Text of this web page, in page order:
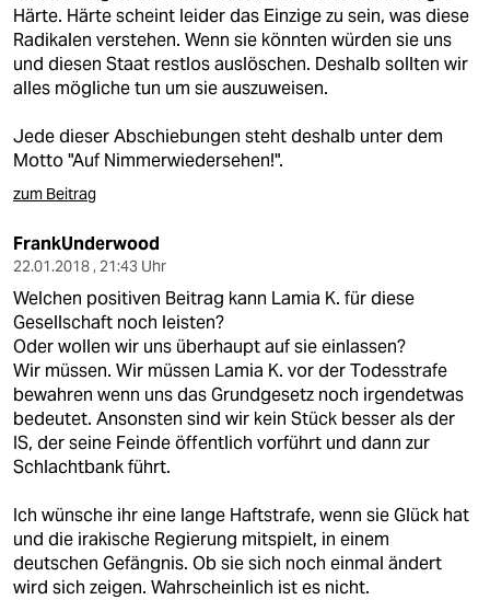
Härte. Härte scheint leider das Einzige zu sein, was diese
Radikalen verstehen. Wenn sie könnten würden sie uns
und diesen Staat restlos auslöschen. Deshalb sollten wir
alles mögliche tun um sie auszuweisen.
Jede dieser Abschiebungen steht deshalb unter dem
Motto "Auf Nimmerwiedersehen!".
zum Beitrag
FrankUnderwood
22.01.2018 , 21:43 Uhr
Welchen positiven Beitrag kann Lamia K. für diese
Gesellschaft noch leisten?
Oder wollen wir uns überhaupt auf sie einlassen?
Wir müssen. Wir müssen Lamia K. vor der Todesstrafe
bewahren wenn uns das Grundgesetz noch irgendetwas
bedeutet. Ansonsten sind wir kein Stück besser als der
IS, der seine Feinde öffentlich vorführt und dann zur
Schlachtbank führt.
Ich wünsche ihr eine lange Haftstrafe, wenn sie Glück hat
und die irakische Regierung mitspielt, in einem
deutschen Gefängnis. Ob sie sich noch einmal ändert
wird sich zeigen. Wahrscheinlich ist es nicht.